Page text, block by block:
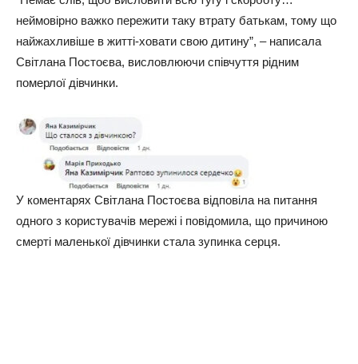
неймовірно важко пережити таку втрату батькам, тому що
найжахливіше в житті-ховати свою дитину”, – написала
Світлана Постоєва, висловлюючи співчуття рідним
померлої дівчинки.
У коментарях Світлана Постоєва відповіла на питання
одного з користувачів мережі і повідомила, що причиною
смерті маленької дівчинки стала зупинка серця.